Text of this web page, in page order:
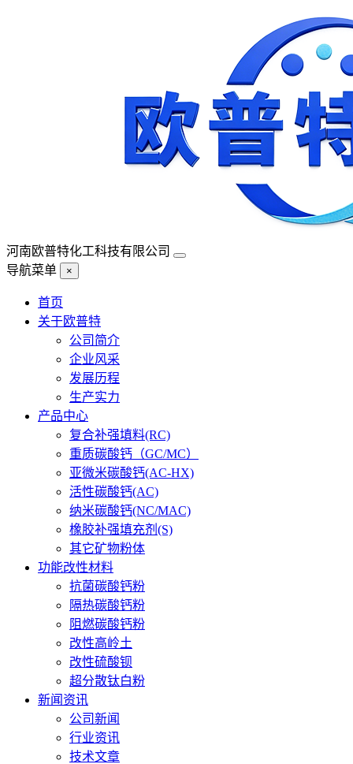
河南欧普特化工科技有限公司
导航菜单
×
首页
关于欧普特
公司简介
企业风采
发展历程
生产实力
产品中心
复合补强填料(RC)
重质碳酸钙（GC/MC）
亚微米碳酸钙(AC-HX)
活性碳酸钙(AC)
纳米碳酸钙(NC/MAC)
橡胶补强填充剂(S)
其它矿物粉体
功能改性材料
抗菌碳酸钙粉
隔热碳酸钙粉
阻燃碳酸钙粉
改性高岭土
改性硫酸钡
超分散钛白粉
新闻资讯
公司新闻
行业资讯
技术文章